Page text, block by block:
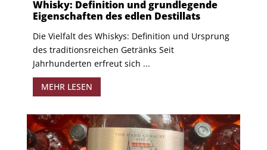
Whisky: Definition und grundlegende
Eigenschaften des edlen Destillats
Die Vielfalt des Whiskys: Definition und Ursprung
des traditionsreichen Getränks Seit
Jahrhunderten erfreut sich ...
MEHR LESEN